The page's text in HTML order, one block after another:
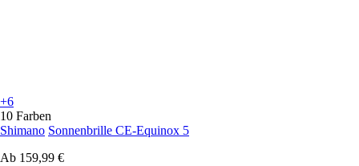
+6
10 Farben
Shimano Sonnenbrille CE-Equinox 5
Ab 159,99 €